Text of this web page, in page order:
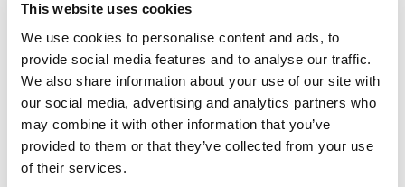
This website uses cookies
We use cookies to personalise content and ads, to
provide social media features and to analyse our traffic.
We also share information about your use of our site with
our social media, advertising and analytics partners who
may combine it with other information that you’ve
provided to them or that they’ve collected from your use
of their services.
designer, architetti, giornalisti e ospiti
internazionali per presentare la nuova collezione
Modernity Flow, firmata da Giuseppe Bavuso.
4-6 e 8-13 settembre H 9–19
7 settembre H 11-19
PRESS PREVIEW